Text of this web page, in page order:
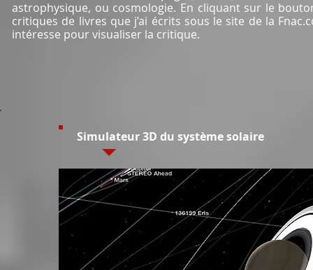
astrophysique, ou cosmologie. En cliquant sur le
critiques de livres que j’ai écrits sous le site de la
intéresse pour visualiser la critique.
Simulateur 3D du système solaire